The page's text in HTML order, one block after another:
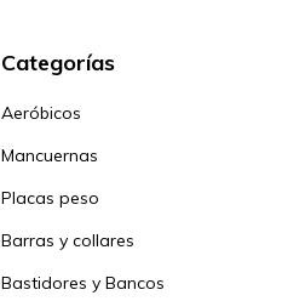
Categorías
Aeróbicos
Mancuernas
Placas peso
Barras y collares
Bastidores y Bancos